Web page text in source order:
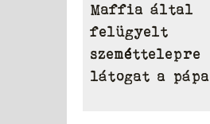
Maffia által
felügyelt
szeméttelepre
látogat a pápa